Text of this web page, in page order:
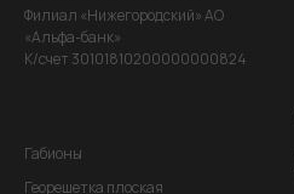
Филиал «Нижегородский» АО
«Альфа-банк»
К/счет 30101810200000000824
Габионы
Георешетка плоская